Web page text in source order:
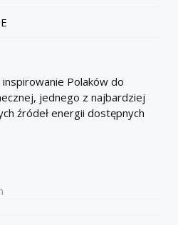
Polaków do
jednego z najbardziej
źródeł energii dostępnych